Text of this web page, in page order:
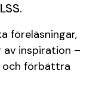
föreläsningar,
av inspiration –
och förbättra